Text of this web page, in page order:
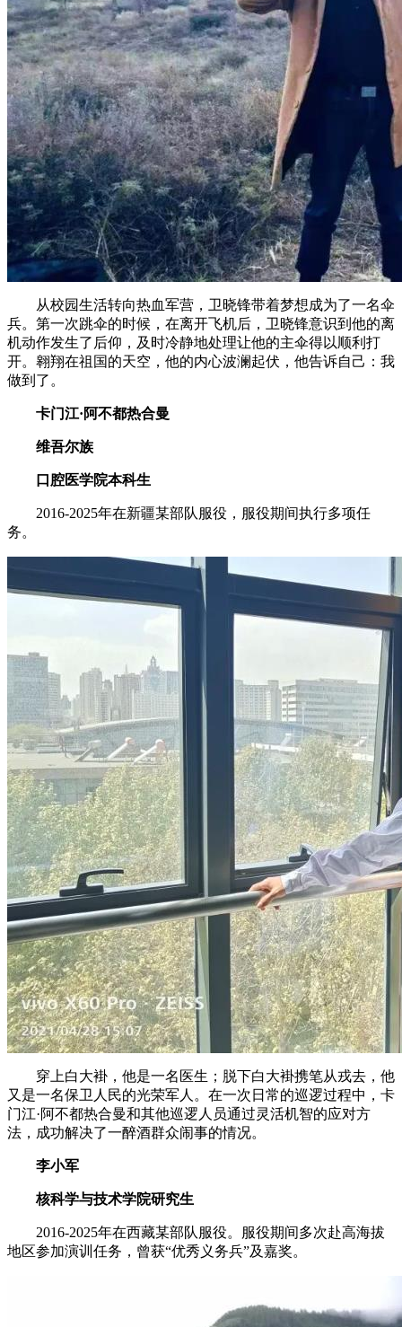
从校园生活转向热血军营，卫晓锋带着梦想成为了一名伞
兵。第一次跳伞的时候，在离开飞机后，卫晓锋意识到他的离
机动作发生了后仰，及时冷静地处理让他的主伞得以顺利打
开。翱翔在祖国的天空，他的内心波澜起伏，他告诉自己：我
做到了。
卡门江·阿不都热合曼
维吾尔族
口腔医学院本科生
2016-2025年在新疆某部队服役，服役期间执行多项任
务。
穿上白大褂，他是一名医生；脱下白大褂携笔从戎去，他
又是一名保卫人民的光荣军人。在一次日常的巡逻过程中，卡
门江·阿不都热合曼和其他巡逻人员通过灵活机智的应对方
法，成功解决了一醉酒群众闹事的情况。
李小军
核科学与技术学院研究生
2016-2025年在西藏某部队服役。服役期间多次赴高海拔
地区参加演训任务，曾获“优秀义务兵”及嘉奖。